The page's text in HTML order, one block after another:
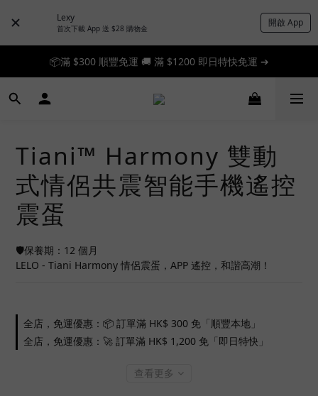
Lexy
首次下載 App 送 $28 購物金 開啟 App
📦滿 $300 順豐免運 🚚 滿 $1200 即日特快免運 ➔
📦滿 $300 順豐免運 🚚 滿 $1200 即日特快免運 ➔
🎉 新人首單享 88 折，快來領券加入！➔
Tiani™ Harmony 雙動
式情侶共震智能手機遙控
震蛋
🛡️保養期：12 個月
LELO - Tiani Harmony 情侶震蛋，APP 遙控，和諧高潮！
全店，免運優惠：📦 訂單滿 HK$ 300 免「順豐本地」
全店，免運優惠：🚀 訂單滿 HK$ 1,200 免「即日特快」
查看更多